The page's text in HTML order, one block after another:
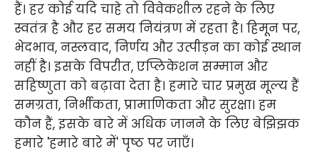
हैं। हर कोई यदि चाहे तो विवेकशील रहने के लिए
स्वतंत्र है और हर समय नियंत्रण में रहता है। हिमून पर,
भेदभाव, नस्लवाद, निर्णय और उत्पीड़न का कोई स्थान
नहीं है। इसके विपरीत, एप्लिकेशन सम्मान और
सहिष्णुता को बढ़ावा देता है। हमारे चार प्रमुख मूल्य हैं
समग्रता, निर्भीकता, प्रामाणिकता और सुरक्षा। हम
कौन हैं, इसके बारे में अधिक जानने के लिए बेझिझक
हमारे 'हमारे बारे में' पृष्ठ पर जाएँ।